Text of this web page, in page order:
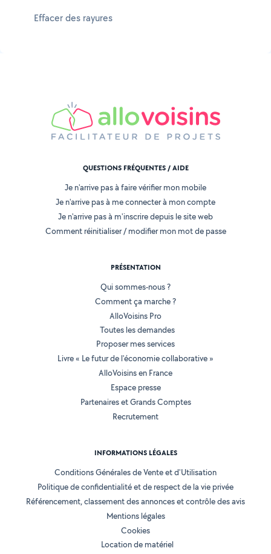
Effacer des rayures
QUESTIONS FRÉQUENTES / AIDE
Je n'arrive pas à faire vérifier mon mobile
Je n'arrive pas à me connecter à mon compte
Je n'arrive pas à m'inscrire depuis le site web
Comment réinitialiser / modifier mon mot de passe
PRÉSENTATION
Qui sommes-nous ?
Comment ça marche ?
AlloVoisins Pro
Toutes les demandes
Proposer mes services
Livre « Le futur de l'économie collaborative »
AlloVoisins en France
Espace presse
Partenaires et Grands Comptes
Recrutement
INFORMATIONS LÉGALES
Conditions Générales de Vente et d'Utilisation
Politique de confidentialité et de respect de la vie privée
Référencement, classement des annonces et contrôle des avis
Mentions légales
Cookies
Location de matériel